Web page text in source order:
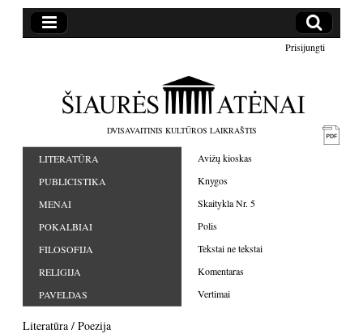
Prisijungti
DVISAVAITINIS KULTŪROS LAIKRAŠTIS
LITERATŪRA
PUBLICISTIKA
MENAI
POKALBIAI
FILOSOFIJA
RELIGIJA
PAVELDAS
Avižų kioskas
Knygos
Skaitykla Nr. 5
Polis
Tekstai ne tekstai
Komentaras
Vertimai
Literatūra / Poezija